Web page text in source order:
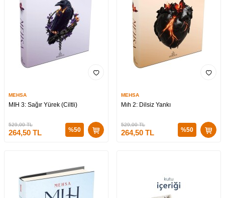
MEHSA
MIH 3: Sağır Yürek (Ciltli)
529,00TL
264,50 TL %50
MEHSA
Mıh 2: Dilsiz Yankı
529,00TL
264,50 TL %50